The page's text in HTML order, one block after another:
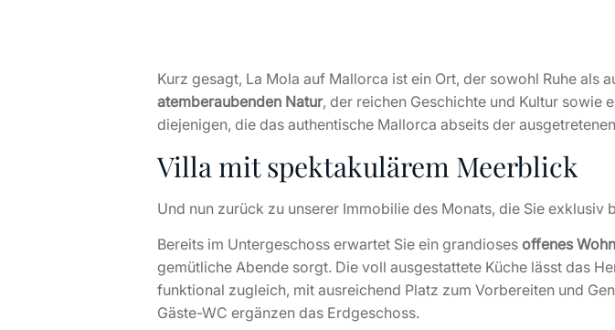
Kurz gesagt, La Mola auf Mallorca ist ein Ort, der sowohl Ruhe als
atemberaubenden Natur, der reichen Geschichte und Kultur sowie
diejenigen, die das authentische Mallorca abseits der
Villa mit spektakulärem Meerblick
Und nun zurück zu unserer Immobilie des Monats, die Sie exklusiv
Bereits im Untergeschoss erwartet Sie ein grandioses offenes
gemütliche Abende sorgt. Die voll ausgestattete Küche lässt das
funktional zugleich, mit ausreichend Platz zum Vorbereiten und
Gäste-WC ergänzen das Erdgeschoss.